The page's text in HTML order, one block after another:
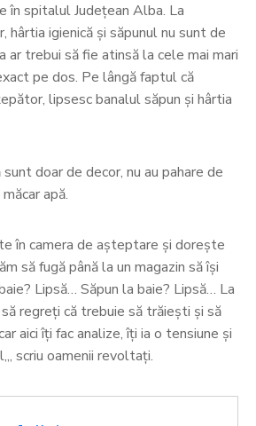
în spitalul Judeţean Alba. La
igienică şi săpunul nu sunt de
ar trebui să fie atinsă la cele mai mari
pe dos. Pe lângă faptul că
lipsesc banalul săpun şi hârtia
doar de decor, nu au pahare de
apă.
în camera de așteptare și dorește
să fugă până la un magazin să își
Lipsă… Săpun la baie? Lipsă… La
regreți că trebuie să trăiești și să
aici îți fac analize, îți ia o tensiune și
„, scriu oamenii revoltaţi.